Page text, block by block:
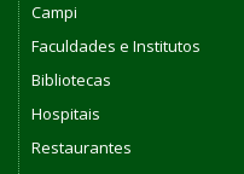
Campi
Faculdades e Institutos
Bibliotecas
Hospitais
Restaurantes